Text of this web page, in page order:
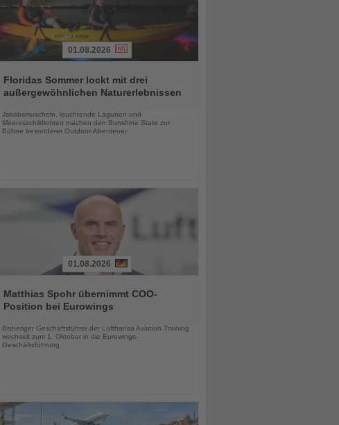
Sie
die
Nachrichten
01.08.2026
Floridas Sommer lockt mit drei
außergewöhnlichen Naturerlebnissen
Jakobsmuscheln, leuchtende Lagunen und
Meeresschildkröten machen den Sunshine State zur
Bühne besonderer Outdoor-Abenteuer
Sie
die
01.08.2026
Matthias Spohr übernimmt COO-
Position bei Eurowings
Bisheriger Geschäftsführer der Lufthansa Aviation Training
wechselt zum 1. Oktober in die Eurowings-
Geschäftsführung